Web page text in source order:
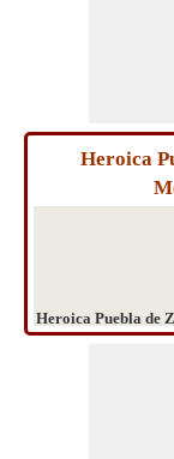
Heroica
Heroica Puebla de